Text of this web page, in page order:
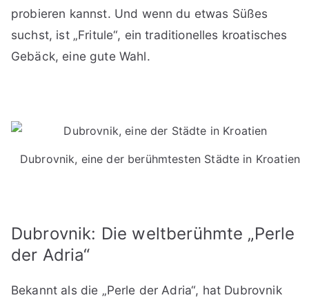
probieren kannst. Und wenn du etwas Süßes
suchst, ist „Fritule“, ein traditionelles kroatisches
Gebäck, eine gute Wahl.
Dubrovnik, eine der berühmtesten Städte in Kroatien
Dubrovnik: Die weltberühmte „Perle
der Adria“
Bekannt als die „Perle der Adria“, hat Dubrovnik